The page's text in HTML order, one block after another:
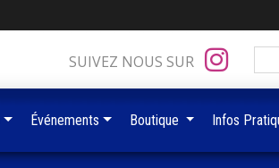
SUIVEZ NOUS SUR
Événements Boutique Infos